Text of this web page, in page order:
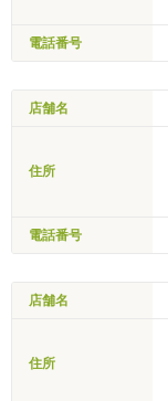
電話番号
店舗名
住所
電話番号
店舗名
住所